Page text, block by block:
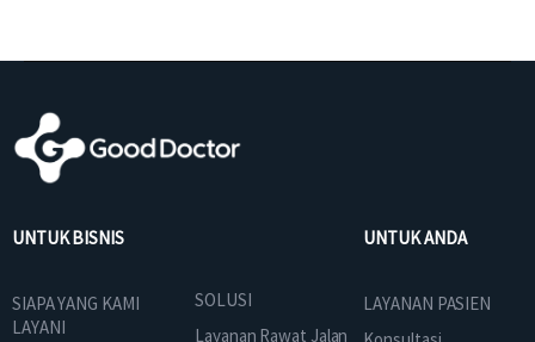
UNTUK BISNIS
SIAPA YANG KAMI
LAYANI
SOLUSI
Layanan Rawat Jalan
UNTUK ANDA
LAYANAN PASIEN